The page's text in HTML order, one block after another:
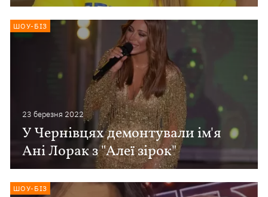
23 березня 2022
У Чернівцях демонтували ім'я
Ані Лорак з "Алеї зірок"
ШОУ-БІЗ
ШОУ-БІЗ